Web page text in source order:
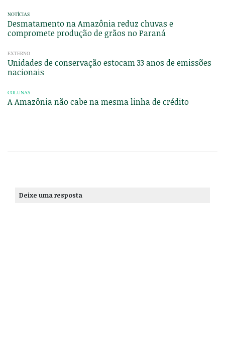
NOTÍCIAS
Desmatamento na Amazônia reduz chuvas e
compromete produção de grãos no Paraná
EXTERNO
Unidades de conservação estocam 33 anos de emissões
nacionais
COLUNAS
A Amazônia não cabe na mesma linha de crédito
Deixe uma resposta